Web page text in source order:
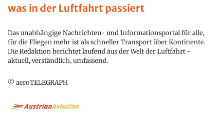
was in der Luftfahrt passiert
Das unabhängige Nachrichten- und Informationsportal für alle,
für die Fliegen mehr ist als schneller Transport über Kontinente.
Die Redaktion berichtet laufend aus der Welt der Luftfahrt -
aktuell, verständlich, umfassend.
© aeroTELEGRAPH